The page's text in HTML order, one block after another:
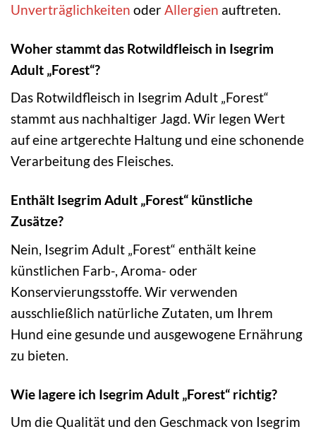
Unverträglichkeiten oderAllergien auftreten.
Woher stammt das Rotwildfleisch in Isegrim
Adult „Forest“?
Das Rotwildfleisch in Isegrim Adult „Forest“
stammt aus nachhaltiger Jagd. Wir legen Wert
auf eine artgerechte Haltung und eine schonende
Verarbeitung des Fleisches.
Enthält Isegrim Adult „Forest“ künstliche
Zusätze?
Nein, Isegrim Adult „Forest“ enthält keine
künstlichen Farb-, Aroma- oder
Konservierungsstoffe. Wir verwenden
ausschließlich natürliche Zutaten, um Ihrem
Hund eine gesunde und ausgewogene Ernährung
zu bieten.
Wie lagere ich Isegrim Adult „Forest“ richtig?
Um die Qualität und den Geschmack von Isegrim